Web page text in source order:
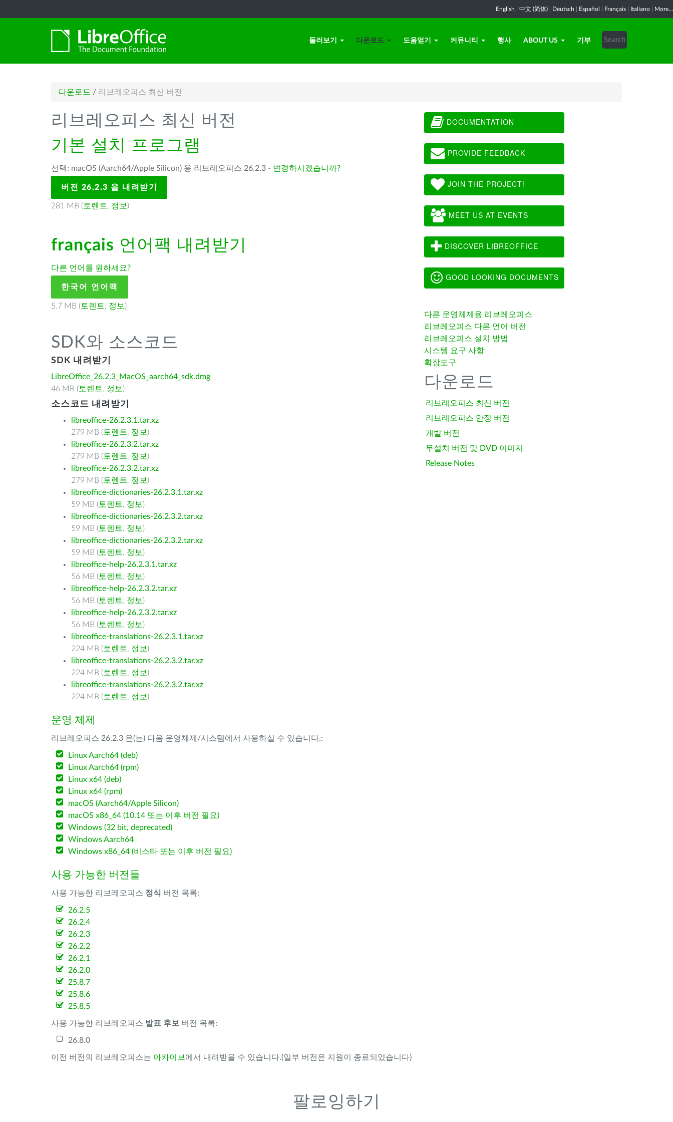
English 中文 (简体) Deutsch Español Français Italiano More...
둘러보기 다운로드 도움얻기 커뮤니티 행사 ABOUT US 기부
다운로드 / 리브레오피스 최신 버전
리브레오피스 최신 버전
기본 설치 프로그램
선택: macOS (Aarch64/Apple Silicon) 용 리브레오피스 26.2.3 - 변경하시겠습니까?
버전 26.2.3 을 내려받기
281 MB ( 토렌트, 정보 )
français 언어팩 내려받기
다른 언어를 원하세요?
한국어 언어팩
5.7 MB ( 토렌트, 정보 )
SDK와 소스코드
SDK 내려받기
LibreOffice_26.2.3_MacOS_aarch64_sdk.dmg
46 MB ( 토렌트, 정보 )
소스코드 내려받기
libreoffice-26.2.3.1.tar.xz
279 MB ( 토렌트, 정보 )
libreoffice-26.2.3.2.tar.xz
279 MB ( 토렌트, 정보 )
libreoffice-26.2.3.2.tar.xz
279 MB ( 토렌트, 정보 )
libreoffice-dictionaries-26.2.3.1.tar.xz
59 MB ( 토렌트, 정보 )
libreoffice-dictionaries-26.2.3.2.tar.xz
59 MB ( 토렌트, 정보 )
libreoffice-dictionaries-26.2.3.2.tar.xz
59 MB ( 토렌트, 정보 )
libreoffice-help-26.2.3.1.tar.xz
56 MB ( 토렌트, 정보 )
libreoffice-help-26.2.3.2.tar.xz
56 MB ( 토렌트, 정보 )
libreoffice-help-26.2.3.2.tar.xz
56 MB ( 토렌트, 정보 )
libreoffice-translations-26.2.3.1.tar.xz
224 MB ( 토렌트, 정보 )
libreoffice-translations-26.2.3.2.tar.xz
224 MB ( 토렌트, 정보 )
libreoffice-translations-26.2.3.2.tar.xz
224 MB ( 토렌트, 정보 )
운영 체제
리브레오피스 26.2.3 은(는) 다음 운영체제/시스템에서 사용하실 수 있습니다.:
Linux Aarch64 (deb)
Linux Aarch64 (rpm)
Linux x64 (deb)
Linux x64 (rpm)
macOS (Aarch64/Apple Silicon)
macOS x86_64 (10.14 또는 이후 버전 필요)
Windows (32 bit, deprecated)
Windows Aarch64
Windows x86_64 (비스타 또는 이후 버전 필요)
사용 가능한 버전들
사용 가능한 리브레오피스 정식 버전 목록:
26.2.5
26.2.4
26.2.3
26.2.2
26.2.1
26.2.0
25.8.7
25.8.6
25.8.5
사용 가능한 리브레오피스 발표 후보 버전 목록:
26.8.0
이전 버전의 리브레오피스는 아카이브 에서 내려받을 수 있습니다.(일부 버전은 지원이 종료되었습니다)
DOCUMENTATION
PROVIDE FEEDBACK
JOIN THE PROJECT!
MEET US AT EVENTS
DISCOVER LIBREOFFICE
GOOD LOOKING DOCUMENTS
다른 운영체제용 리브레오피스
리브레오피스 다른 언어 버전
리브레오피스 설치 방법
시스템 요구 사항
확장도구
다운로드
리브레오피스 최신 버전
리브레오피스 안정 버전
개발 버전
무설치 버전 및 DVD 이미지
Release Notes
팔로잉하기